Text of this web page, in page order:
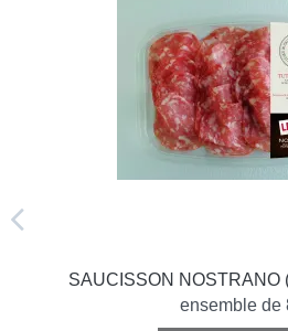
SAUCISSON NOSTRANO
ensemble de